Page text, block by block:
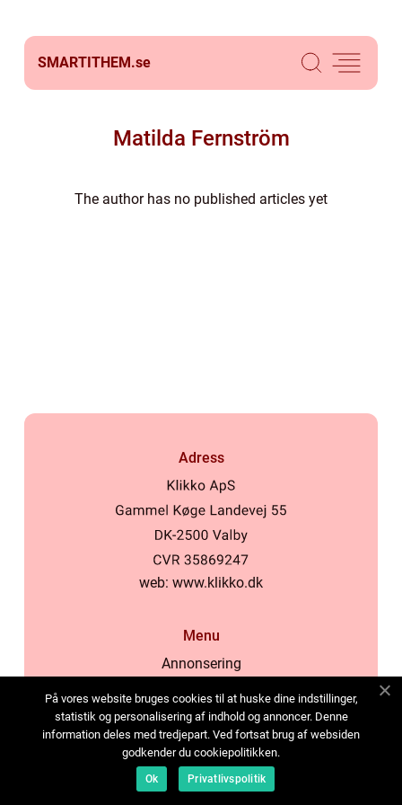
SMARTITHEM.se
Matilda Fernström
The author has no published articles yet
Adress
web: www.klikko.dk
Menu
Annonsering
Cookies
Kontakta oss
Sitemap
På vores website bruges cookies til at huske dine indstillinger,
statistik og personalisering af indhold og annoncer. Denne
information deles med tredjepart. Ved fortsat brug af websiden
godkender du cookiepolitikken.
Ok Privatlivspolitik